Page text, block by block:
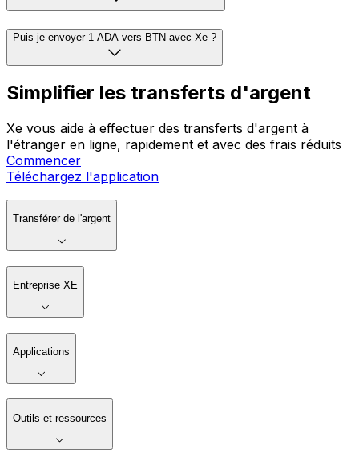
Puis-je envoyer 1 ADA vers BTN avec Xe ?
Simplifier les transferts d'argent
Xe vous aide à effectuer des transferts d'argent à
l'étranger en ligne, rapidement et avec des frais réduits
Commencer
Téléchargez l'application
Transférer de l'argent
Entreprise XE
Applications
Outils et ressources